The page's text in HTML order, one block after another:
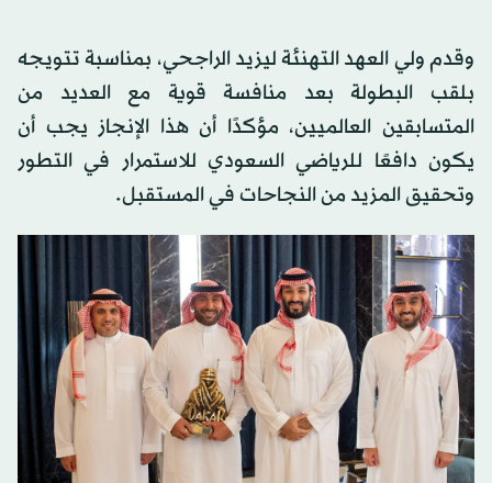
وقدم ولي العهد التهنئة ليزيد الراجحي، بمناسبة تتويجه
بلقب البطولة بعد منافسة قوية مع العديد من
المتسابقين العالميين، مؤكدًا أن هذا الإنجاز يجب أن
يكون دافعًا للرياضي السعودي للاستمرار في التطور
وتحقيق المزيد من النجاحات في المستقبل.